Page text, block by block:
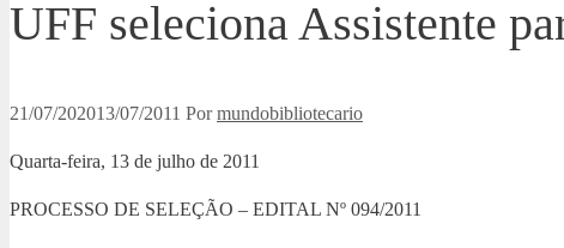
UFF seleciona Assistente
21/07/202013/07/2011 Pormundobibliotecario
Quarta-feira, 13 de julho de 2011
PROCESSO DE SELEÇÃO – EDITAL Nº 094/2011